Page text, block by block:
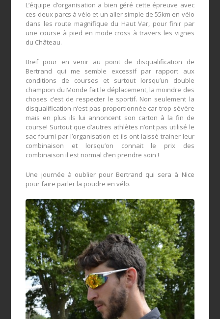
L’équipe d’organisation a bien géré cette épreuve avec
ces deux parcs à vélo et un aller simple de 55km en vélo
dans les route magnifique du Haut Var, pour finir par
une course à pied en mode cross à travers les vignes
du Château.
Bref pour en venir au point de disqualification de
Bertrand qui me semble excessif par rapport aux
conditions de courses et surtout lorsqu’un double
champion du Monde fait le déplacement, la moindre des
choses c’est de respecter le sportif. Non seulement la
disqualification n’est pas proportionnée car trop sévère
mais en plus ils lui annoncent son carton à la fin de
course! Surtout que d’autres athlètes n’ont pas utilisé le
sac fourni par l’organisation et ils ont laissé trainer leur
combinaison et lorsqu’on connait le prix des
combinaison il est normal d’en prendre soin !
Une journée à oublier pour Bertrand qui sera à Nice
pour faire parler la poudre en vélo.